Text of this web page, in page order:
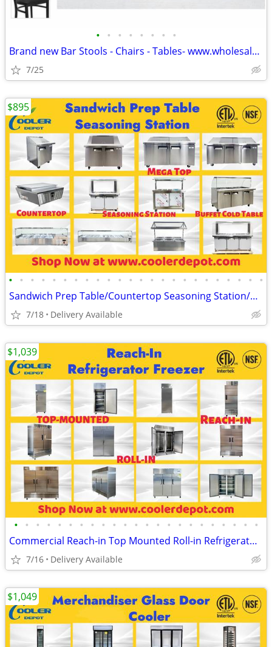
• • • • • • • •
Brand new Bar Stools - Chairs - Tables- www.wholesalebarstoolclub.com
7/25
• • • • • • • • • • • • • • • • • • • • • • • •
Sandwich Prep Table/Countertop Seasoning Station/Buffet Cold Table
7/18 Delivery Available
$895
• • • • • • • • • • • • • • • • • • • • • • •
Commercial Reach-in Top Mounted Roll-in Refrigerator Freezer
7/16 Delivery Available
$1,039
$1,049